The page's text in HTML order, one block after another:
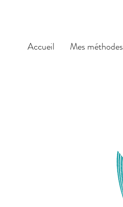
Accueil Mes méthodes